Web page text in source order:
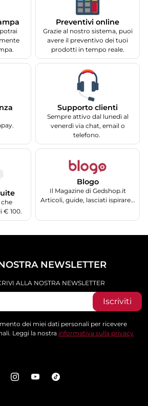
Preventivi online
Grazie al nostro sistema, puoi
avere il preventivo dei tuoi
prodotti in tempo reale.
Supporto clienti
Sempre attivo dal lunedì al
venerdì via chat, email o
telefono.
€ 100.
Blogo
Il Magazine di Gedshop.it
Articoli, guide, lasciati ispirare...
NEWSLETTER
ALLA NOSTRA NEWSLETTER
Iscriviti
dei miei dati personali per ricevere
Leggi la nostra informativa sulla privacy